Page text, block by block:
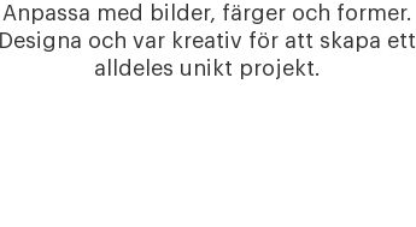
Anpassa med bilder, färger och former.
Designa och var kreativ för att skapa ett
alldeles unikt projekt.